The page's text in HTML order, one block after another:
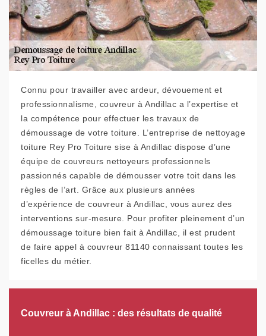
Connu pour travailler avec ardeur, dévouement et
professionnalisme, couvreur à Andillac a l’expertise et
la compétence pour effectuer les travaux de
démoussage de votre toiture. L’entreprise de nettoyage
toiture Rey Pro Toiture sise à Andillac dispose d’une
équipe de couvreurs nettoyeurs professionnels
passionnés capable de démousser votre toit dans les
règles de l’art. Grâce aux plusieurs années
d’expérience de couvreur à Andillac, vous aurez des
interventions sur-mesure. Pour profiter pleinement d’un
démoussage toiture bien fait à Andillac, il est prudent
de faire appel à couvreur 81140 connaissant toutes les
ficelles du métier.
Couvreur à Andillac : des résultats de qualité